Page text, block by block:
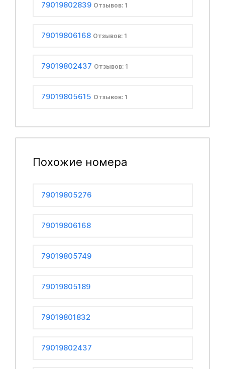
79019802839 Отзывов: 1
79019806168 Отзывов: 1
79019802437 Отзывов: 1
79019805615 Отзывов: 1
Похожие номера
79019805276
79019806168
79019805749
79019805189
79019801832
79019802437